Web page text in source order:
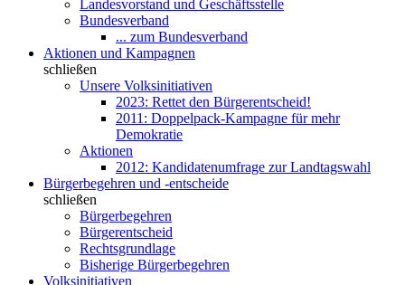
Landesvorstand und Geschäftsstelle
Bundesverband
... zum Bundesverband
Aktionen und Kampagnen
schließen
Unsere Volksinitiativen
2023: Rettet den Bürgerentscheid!
2011: Doppelpack-Kampagne für mehr
Demokratie
Aktionen
2012: Kandidatenumfrage zur Landtagswahl
Bürgerbegehren und -entscheide
schließen
Bürgerbegehren
Bürgerentscheid
Rechtsgrundlage
Bisherige Bürgerbegehren
Volksinitiativen